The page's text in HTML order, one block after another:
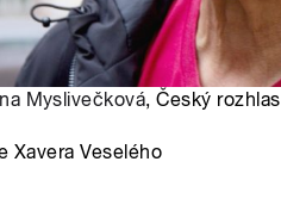
Myslivečková, Český rozhlas
Xavera Veselého